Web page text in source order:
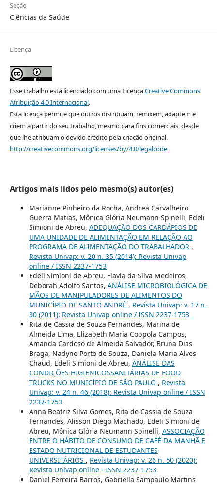
Seção
Ciências da Saúde
Licença
Esse trabalho está licenciado com uma LicençaCreative Commons
Atribuição 4.0 Internacional.
Esta licença permite que outros distribuam, remixem, adaptem e
criem a partir do seu trabalho, mesmo para fins comerciais, desde
que lhe atribuam o devido crédito pela criação original.
http://creativecommons.org/licenses/by/4.0/legalcode
Artigos mais lidos pelo mesmo(s) autor(es)
Marianne Pinheiro da Rocha, Andrea Carvalheiro
Guerra Matias, Mônica Glória Neumann Spinelli, Edeli
Simioni de Abreu, ADEQUAÇÃO DOS CARDÁPIOS DE
UMA UNIDADE DE ALIMENTAÇÃO EM RELAÇÃO AO
PROGRAMA DE ALIMENTAÇÃO DO TRABALHADOR ,
Revista Univap: v. 20 n. 35 (2014): Revista Univap
online / ISSN 2237-1753
Edeli Simioni de Abreu, Flavia da Silva Medeiros,
Deborah Adolfo Santos, ANÁLISE MICROBIOLÓGICA DE
MÃOS DE MANIPULADORES DE ALIMENTOS DO
MUNICÍPIO DE SANTO ANDRÉ , Revista Univap: v. 17 n.
30 (2011): Revista Univap online / ISSN 2237-1753
Rita de Cassia de Souza Fernandes, Marina de
Almeida Lima, Elizabeth Maria Coppola Campos,
Amanda Cardoso de Almeida Salvador, Bruna Dias
Braga, Nadyne Porto de Souza, Daniela Maria Alves
Chaud, Edeli Simioni de Abreu, ANÁLISE DAS
CONDIÇÕES HIGIENICOSSANITÁRIAS DE FOOD
TRUCKS NO MUNICÍPIO DE SÃO PAULO , Revista
Univap: v. 24 n. 46 (2018): Revista Univap online / ISSN
2237-1753
Anna Beatriz Silva Gomes, Rita de Cassia de Souza
Fernandes, Alisson Diego Machado, Edeli Simioni de
Abreu, Mônica Glória Neumann Spinelli, ASSOCIAÇÃO
ENTRE O HÁBITO DE CONSUMO DE CAFÉ DA MANHÃ E
ESTADO NUTRICIONAL DE ESTUDANTES
UNIVERSITÁRIOS , Revista Univap: v. 26 n. 50 (2020):
Revista Univap online - ISSN 2237-1753
Daniel Ferreira Barros, Gabriella Sampaulo Martins